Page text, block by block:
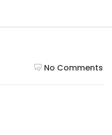
No Comments